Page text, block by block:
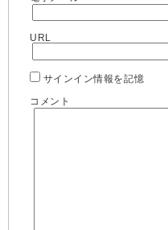
URL
サインイン情報を記憶
コメント